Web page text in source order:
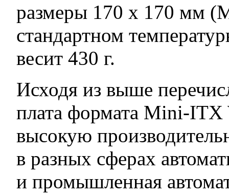
размеры 170 x 170 мм
стандартном
весит 430 г.
Исходя из выше
плата формата Mini-ITX
высокую
в разных сферах
и промышленная